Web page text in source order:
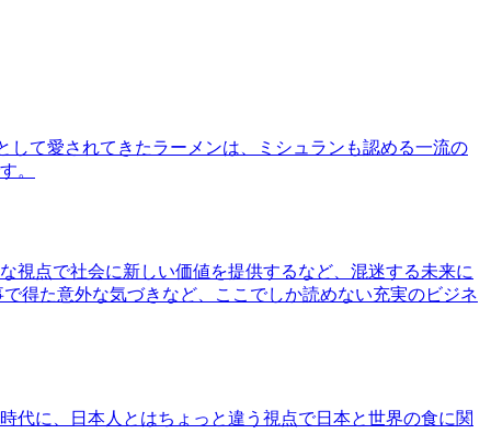
て愛されてきたラーメンは、ミシュランも認める一流の
。
視点で社会に新しい価値を提供するなど、混迷する未来に
得た意外な気づきなど、ここでしか読めない充実のビジネ
代に、日本人とはちょっと違う視点で日本と世界の食に関